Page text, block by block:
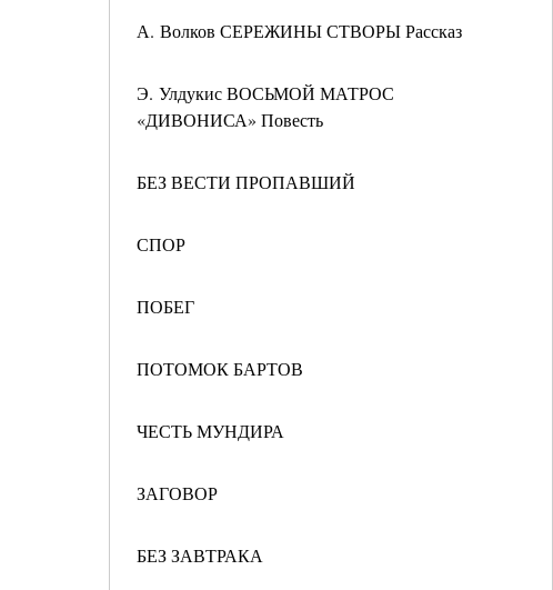
А. Волков СЕРЕЖИНЫ СТВОРЫ Рассказ
Э. Улдукис ВОСЬМОЙ МАТРОС
«ДИВОНИСА» Повесть
БЕЗ ВЕСТИ ПРОПАВШИЙ
СПОР
ПОБЕГ
ПОТОМОК БАРТОВ
ЧЕСТЬ МУНДИРА
ЗАГОВОР
БЕЗ ЗАВТРАКА